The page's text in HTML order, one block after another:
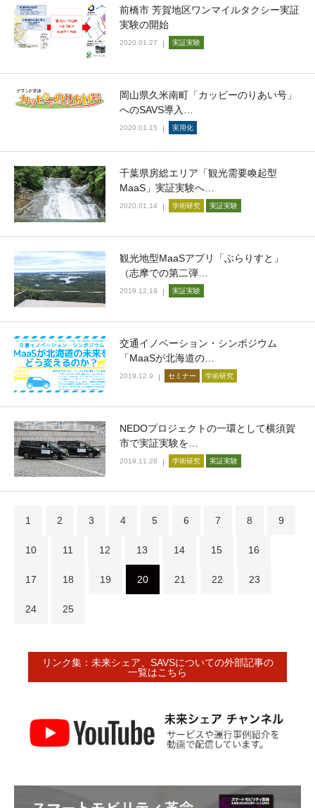
前橋市 芳賀地区ワンマイルタクシー実証
実験の開始
2020.01.27 実証実験
岡山県久米南町「カッピーのりあい号」
へのSAVS導入…
2020.01.15 実用化
千葉県房総エリア「観光需要喚起型
MaaS」実証実験へ…
2020.01.14 学術研究 実証実験
観光地型MaaSアプリ「ぶらりすと」
（志摩での第二弾…
2019.12.19 実証実験
交通イノベーション・シンポジウム
「MaaSが北海道の…
2019.12.9 セミナー 学術研究
NEDOプロジェクトの一環として横須賀
市で実証実験を…
2019.11.28 学術研究 実証実験
1 2 3 4 5 6 7 8 9
10 11 12 13 14 15 16
17 18 19 20 21 22 23
24 25
リンク集：未来シェア、SAVSについての外部記事の
一覧はこちら